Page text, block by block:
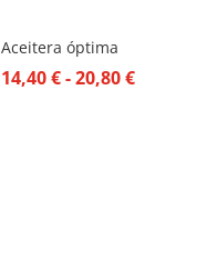
Aceitera óptima
14,40€-20,80€Rango